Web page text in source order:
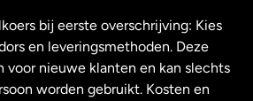
bij eerste overschrijving: Kies
en leveringsmethoden. Deze
voor nieuwe klanten en kan slechts
worden gebruikt. Kosten en